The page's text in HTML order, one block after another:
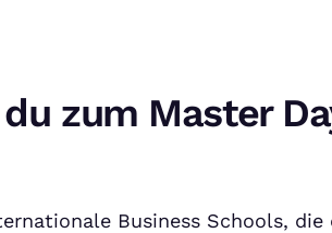
zum Master
Business Schools, die